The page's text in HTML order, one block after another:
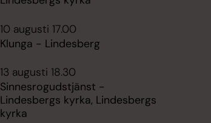
10 augusti 17.00
Klunga - Lindesberg
13 augusti 18.30
Sinnesrogudstjänst -
Lindesbergs kyrka, Lindesbergs
kyrka